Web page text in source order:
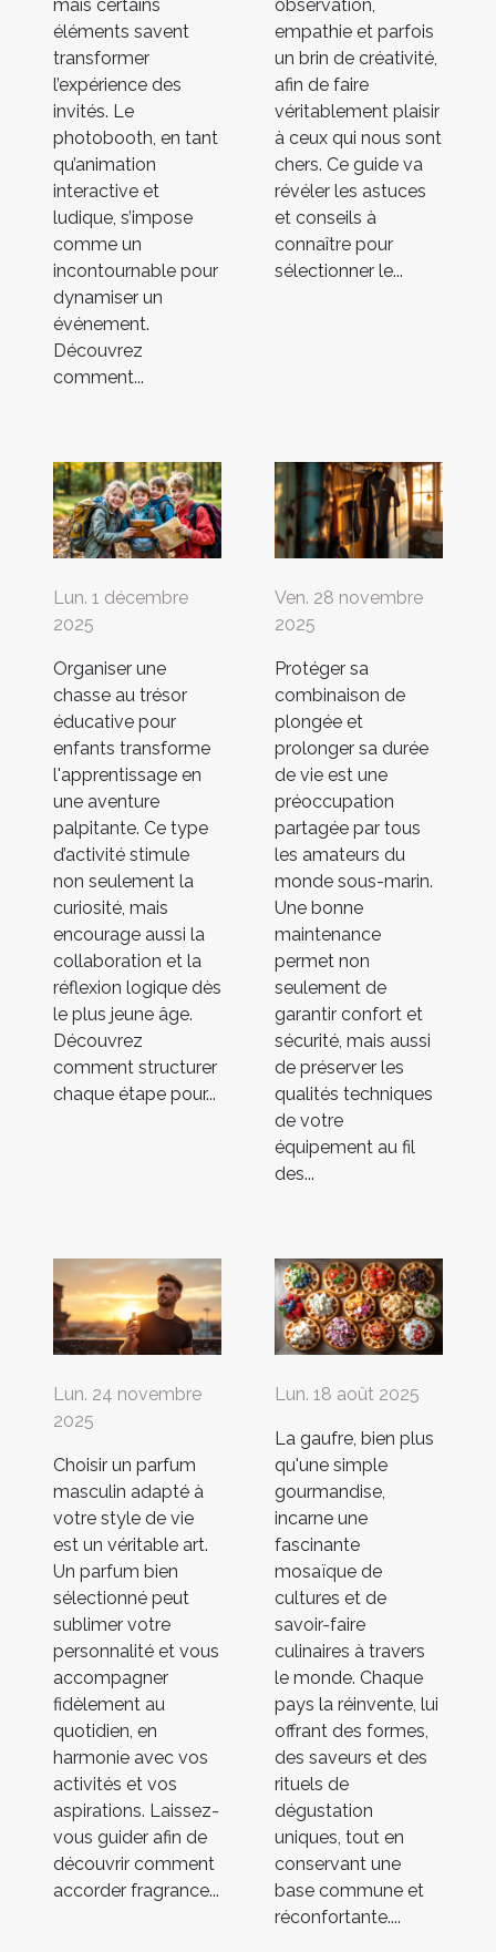
mais certains
éléments savent
transformer
l’expérience des
invités. Le
photobooth, en tant
qu’animation
interactive et
ludique, s’impose
comme un
incontournable pour
dynamiser un
événement.
Découvrez
comment...
observation,
empathie et parfois
un brin de créativité,
afin de faire
véritablement plaisir
à ceux qui nous sont
chers. Ce guide va
révéler les astuces
et conseils à
connaître pour
sélectionner le...
Lun. 1 décembre
2025
Organiser une
chasse au trésor
éducative pour
enfants transforme
l'apprentissage en
une aventure
palpitante. Ce type
d’activité stimule
non seulement la
curiosité, mais
encourage aussi la
collaboration et la
réflexion logique dès
le plus jeune âge.
Découvrez
comment structurer
chaque étape pour...
Ven. 28 novembre
2025
Protéger sa
combinaison de
plongée et
prolonger sa durée
de vie est une
préoccupation
partagée par tous
les amateurs du
monde sous-marin.
Une bonne
maintenance
permet non
seulement de
garantir confort et
sécurité, mais aussi
de préserver les
qualités techniques
de votre
équipement au fil
des...
Lun. 24 novembre
2025
Choisir un parfum
masculin adapté à
votre style de vie
est un véritable art.
Un parfum bien
sélectionné peut
sublimer votre
personnalité et vous
accompagner
fidèlement au
quotidien, en
harmonie avec vos
activités et vos
aspirations. Laissez-
vous guider afin de
découvrir comment
accorder fragrance...
Lun. 18 août 2025
La gaufre, bien plus
qu'une simple
gourmandise,
incarne une
fascinante
mosaïque de
cultures et de
savoir-faire
culinaires à travers
le monde. Chaque
pays la réinvente, lui
offrant des formes,
des saveurs et des
rituels de
dégustation
uniques, tout en
conservant une
base commune et
réconfortante....